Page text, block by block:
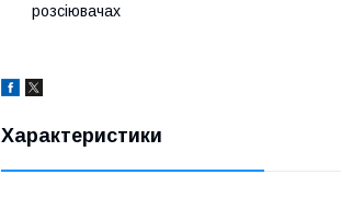
розсіювачах
Характеристики